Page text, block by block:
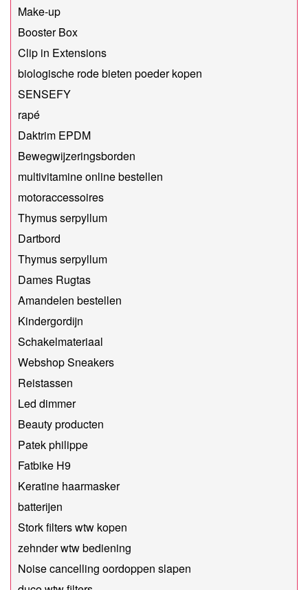
Make-up
Booster Box
Clip in Extensions
biologische rode bieten poeder kopen
SENSEFY
rapé
Daktrim EPDM
Bewegwijzeringsborden
multivitamine online bestellen
motoraccessoires
Thymus serpyllum
Dartbord
Thymus serpyllum
Dames Rugtas
Amandelen bestellen
Kindergordijn
Schakelmateriaal
Webshop Sneakers
Reistassen
Led dimmer
Beauty producten
Patek philippe
Fatbike H9
Keratine haarmasker
batterijen
Stork filters wtw kopen
zehnder wtw bediening
Noise cancelling oordoppen slapen